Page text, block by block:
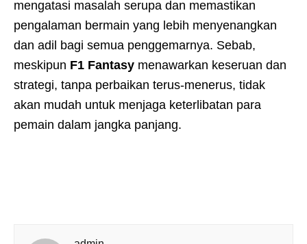
mengatasi masalah serupa dan memastikan
pengalaman bermain yang lebih menyenangkan
dan adil bagi semua penggemarnya. Sebab,
meskipun F1 Fantasy menawarkan keseruan dan
strategi, tanpa perbaikan terus-menerus, tidak
akan mudah untuk menjaga keterlibatan para
pemain dalam jangka panjang.